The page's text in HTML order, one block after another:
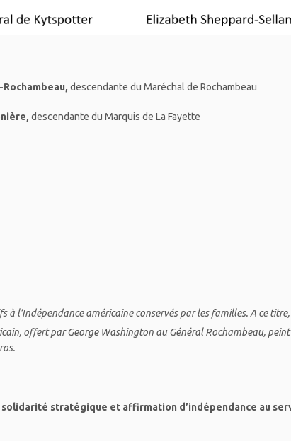
descendante du Maréchal de Rochambeau
descendante du Marquis de La Fayette
à l’Indépendance américaine conservés par les familles. A ce titre,
offert par George Washington au Général Rochambeau,
stratégique et affirmation d’indépendance au